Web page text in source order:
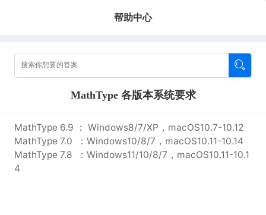
帮助中心
MathType 各版本系统要求
MathType 6.9 ： Windows8/7/XP，macOS10.7-10.12
MathType 7.0 ：Windows10/8/7，macOS10.11-10.14
MathType 7.8 ： Windows11/10/8/7， macOS10.11-10.1
4